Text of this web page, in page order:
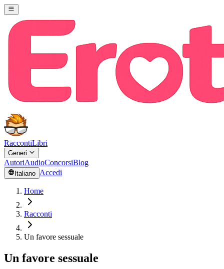
RaccontiLibri
Generi
AutoriAudioConcorsiBlog
Italiano Accedi
Home
Racconti
Un favore sessuale
Un favore sessuale